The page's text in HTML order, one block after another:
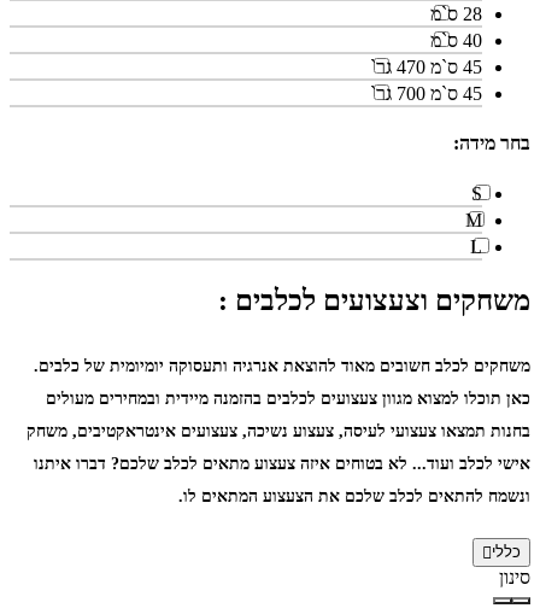
28 ס`מ
40 ס`מ
45 ס`מ 470 גר`
45 ס`מ 700 גר`
בחר מידה:
S
M
L
משחקים וצעצועים לכלבים :
משחקים לכלב חשובים מאוד להוצאת אנרגיה ותעסוקה יומיומית של כלבים.
כאן תוכלו למצוא מגוון צעצועים לכלבים בהזמנה מיידית ובמחירים מעולים
בחנות תמצאו צעצועי לעיסה, צעצוע נשיכה, צעצועים אינטראקטיבים, משחק
אישי לכלב ועוד... לא בטוחים איזה צעצוע מתאים לכלב שלכם? דברו איתנו
ונשמח להתאים לכלב שלכם את הצעצוע המתאים לו.
כללי
סינון